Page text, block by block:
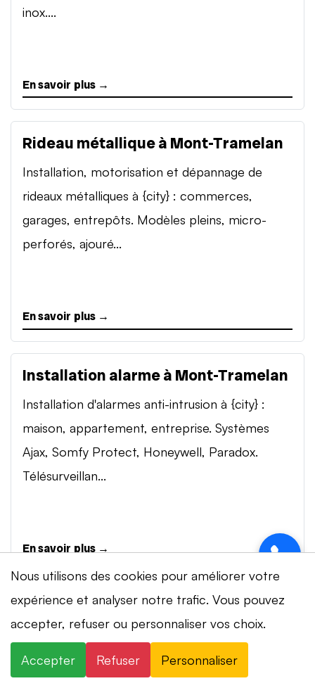
inox....
En savoir plus →
Rideau métallique à Mont-Tramelan
Installation, motorisation et dépannage de
rideaux métalliques à {city} : commerces,
garages, entrepôts. Modèles pleins, micro-
perforés, ajouré...
En savoir plus →
Installation alarme à Mont-Tramelan
Installation d'alarmes anti-intrusion à {city} :
maison, appartement, entreprise. Systèmes
Ajax, Somfy Protect, Honeywell, Paradox.
Télésurveillan...
En savoir plus →
Vidéosurveillance à Mont-Tramelan
Installation de systèmes de vidéosurveillance à
{city} : caméras IP 4K, visionnage smartphone,
Nous utilisons des cookies pour améliorer votre
expérience et analyser notre trafic. Vous pouvez
accepter, refuser ou personnaliser vos choix.
Accepter Refuser Personnaliser
⚡ Intervention en 20 min· 24h/24 · 7j/7 ·
Devis gratuit
+41 78 319 32 82
WhatsApp